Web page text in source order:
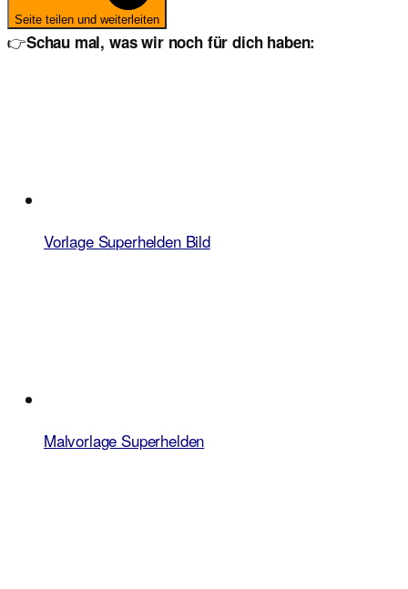
Seite teilen und weiterleiten
👉Schau mal, was wir noch für dich haben:
Vorlage Superhelden Bild
Malvorlage Superhelden